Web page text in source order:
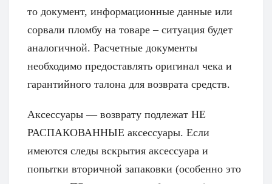
то документ, информационные данные или
сорвали пломбу на товаре – ситуация будет
аналогичной. Расчетные документы
необходимо предоставлять оригинал чека и
гарантийного талона для возврата средств.
Аксессуары — возврату подлежат НЕ
РАСПАКОВАННЫЕ аксессуары. Если
имеются следы вскрытия аксессуара и
попытки вторичной запаковки (особенно это